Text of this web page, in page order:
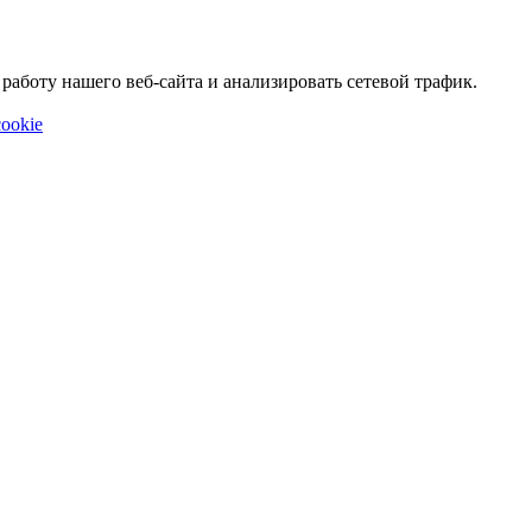
нашего веб-сайта и анализировать сетевой трафик.